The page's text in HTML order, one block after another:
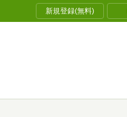
新規登録(無料)